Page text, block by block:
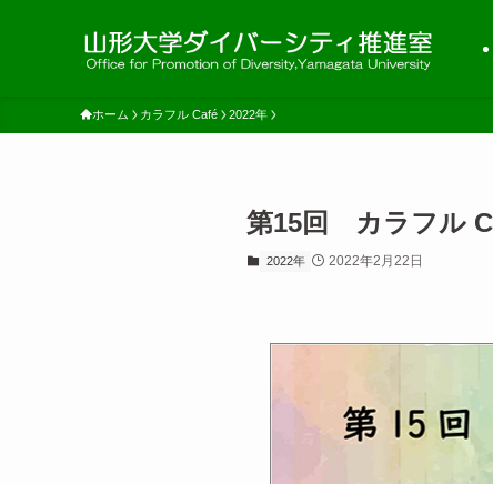
ホーム カラフル Café 2022年
第15回 カラフル
2022年 2022年2月22日